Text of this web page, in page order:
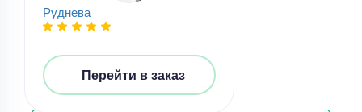
Руднева
Перейти в заказ
Цена 10000 ₽
7 минут назад
Уникальность
Срок выполнения